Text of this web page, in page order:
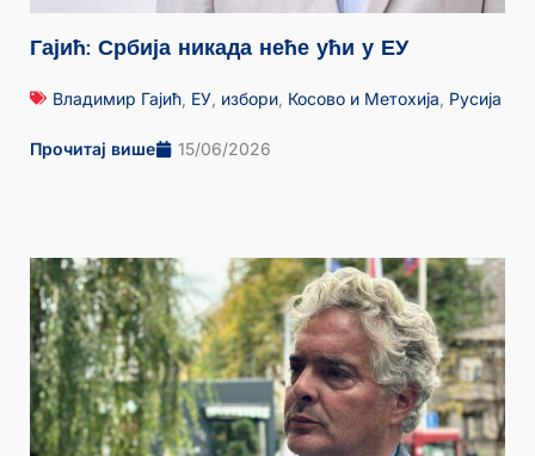
Гајић: Србија никада неће ући у ЕУ
Владимир Гајић ЕУ избори Косово и Метохија Русија
Прочитај више 15/06/2026